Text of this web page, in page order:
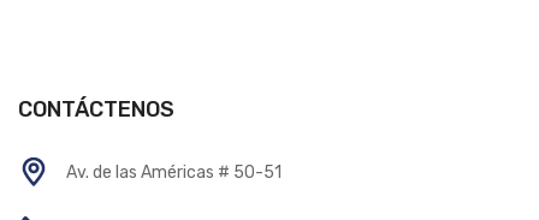
CONTÁCTENOS
Av. de las Américas # 50-51